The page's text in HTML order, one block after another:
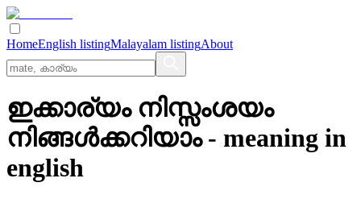
HomeEnglish listingMalayalam listingAbout
ഇക്കാര്യം നിസ്സംശയം
നിങ്ങള്‍ക്കറിയാം- meaning in
english